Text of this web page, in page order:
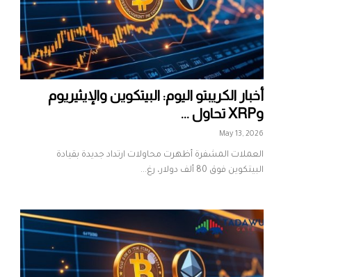
أخبار الكريبتو اليوم: البيتكوين والإيثيريوم
وXRP تحاول ...
May 13, 2026
العملات المشفرة أظهرت محاولات ارتداد جديدة بقيادة
البيتكوين فوق 80 ألف دولار، رغ...